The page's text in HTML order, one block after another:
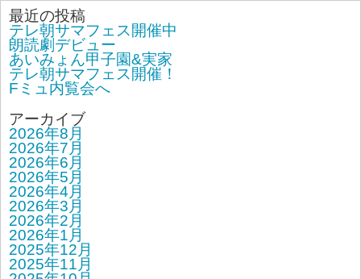
最近の投稿
テレ朝サマフェス開催中
朗読劇デビュー
あいみょん甲子園&実家
テレ朝サマフェス開催！
Fミュ内覧会へ
アーカイブ
2026年8月
2026年7月
2026年6月
2026年5月
2026年4月
2026年3月
2026年2月
2026年1月
2025年12月
2025年11月